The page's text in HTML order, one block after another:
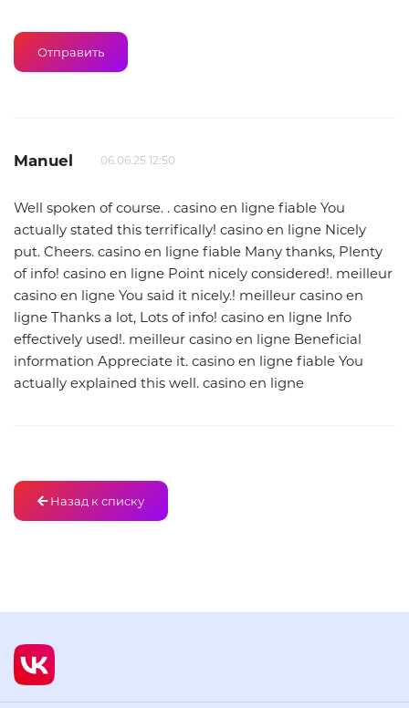
Manuel 06.06.25 12:50
Well spoken of course. . casino en ligne fiable You
actually stated this terrifically! casino en ligne Nicely
put. Cheers. casino en ligne fiable Many thanks, Plenty
of info! casino en ligne Point nicely considered!. meilleur
casino en ligne You said it nicely.! meilleur casino en
ligne Thanks a lot, Lots of info! casino en ligne Info
effectively used!. meilleur casino en ligne Beneficial
information Appreciate it. casino en ligne fiable You
actually explained this well. casino en ligne
Назад к списку